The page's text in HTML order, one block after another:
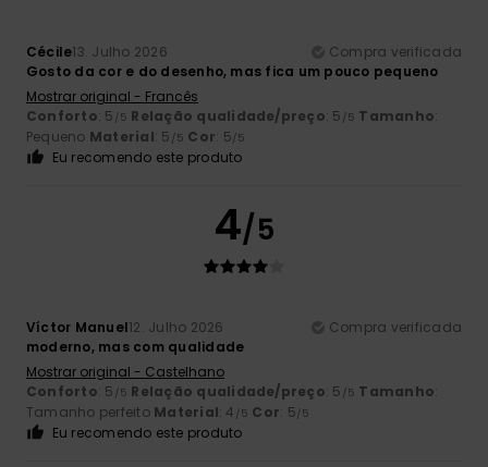
Cécile13. Julho 2026
Compra verificada
Gosto da cor e do desenho, mas fica um pouco pequeno
Mostrar original - Francês
Conforto: 5 /5 Relação qualidade/preço: 5 /5 Tamanho:
Pequeno Material: 5 /5 Cor: 5/5
Eu recomendo este produto
4/5
Víctor Manuel12. Julho 2026
Compra verificada
moderno, mas com qualidade
Mostrar original - Castelhano
Conforto: 5 /5 Relação qualidade/preço: 5 /5 Tamanho:
Tamanho perfeito Material: 4 /5 Cor: 5/5
Eu recomendo este produto